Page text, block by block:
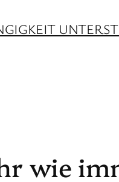
wie